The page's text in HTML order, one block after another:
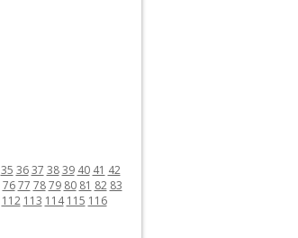
35 36 37 38 39 40 41 42
76 77 78 79 80 81 82 83
112 113 114 115 116